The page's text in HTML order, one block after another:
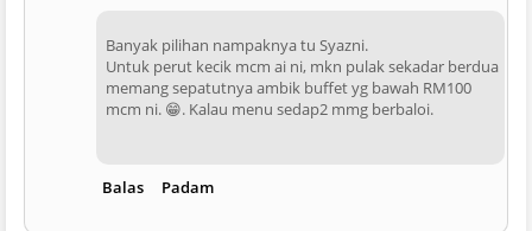
Banyak pilihan nampaknya tu Syazni.
Untuk perut kecik mcm ai ni, mkn pulak sekadar berdua
memang sepatutnya ambik buffet yg bawah RM100
mcm ni. 😁. Kalau menu sedap2 mmg berbaloi.
Balas Padam